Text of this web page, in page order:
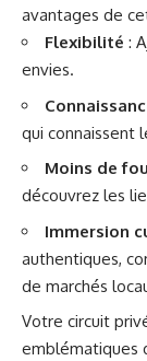
avantages de
Flexibilité :
envies.
qui connaissent
Moins de
découvrez les
Immersion
authentiques,
de marchés
Votre circuit
emblématiques